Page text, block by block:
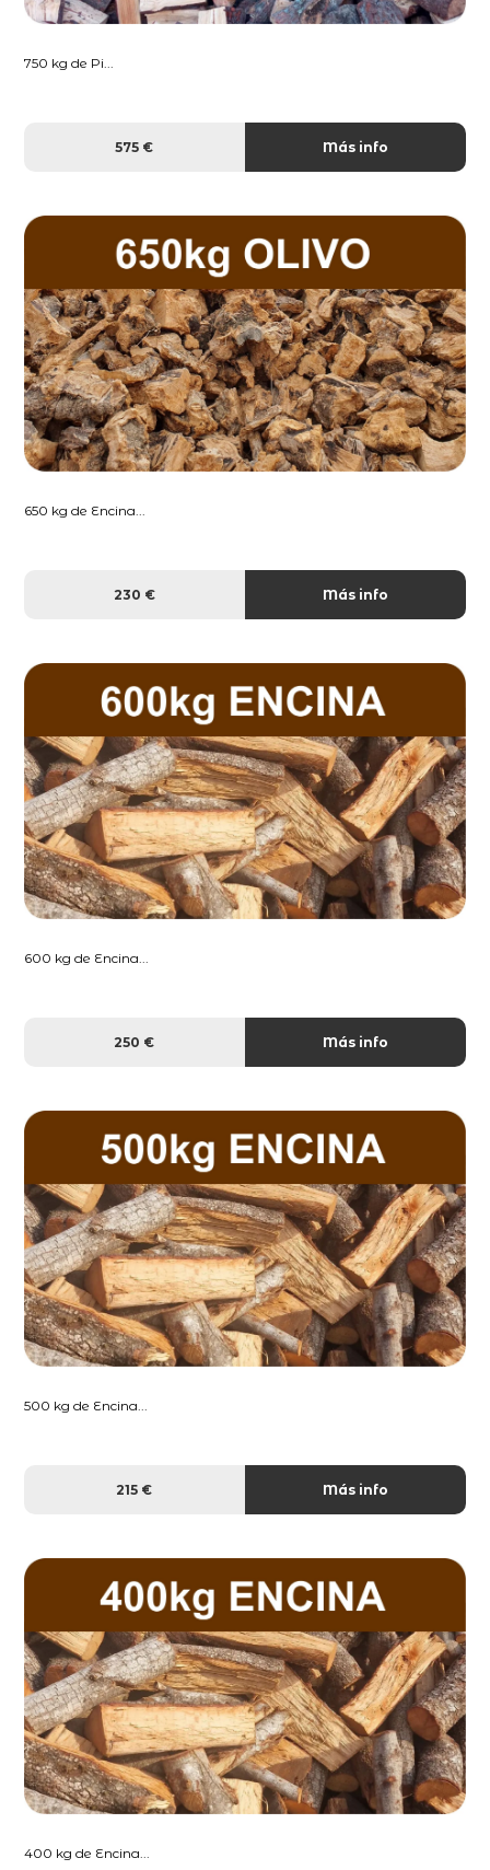
750 kg de Pi...
575 € Más info
650 kg de Encina...
230 € Más info
600 kg de Encina...
250 € Más info
500 kg de Encina...
215 € Más info
400 kg de Encina...